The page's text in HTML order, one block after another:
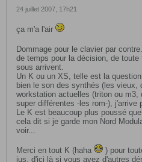
24 juillet 2007, 17h21
ça m'a l'air
Dommage pour le clavier par
de temps pour la décision, de
sous arrivent.
Un K ou un XS, telle est la
bien le son des synthés (les vieux,
workstation actuelles (triton ou
super différentes -les rom-), j'arrive
Le K est beaucoup plus poussé
cela dit si je garde mon Nord
voir...
Merci en tout K (haha
) pour
jus, d'ici là si vous avez d'autres